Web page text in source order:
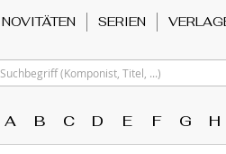
NOVITÄTEN SERIEN
Suchbegriff (Komponist, Titel, ...)
A B C D E F G H